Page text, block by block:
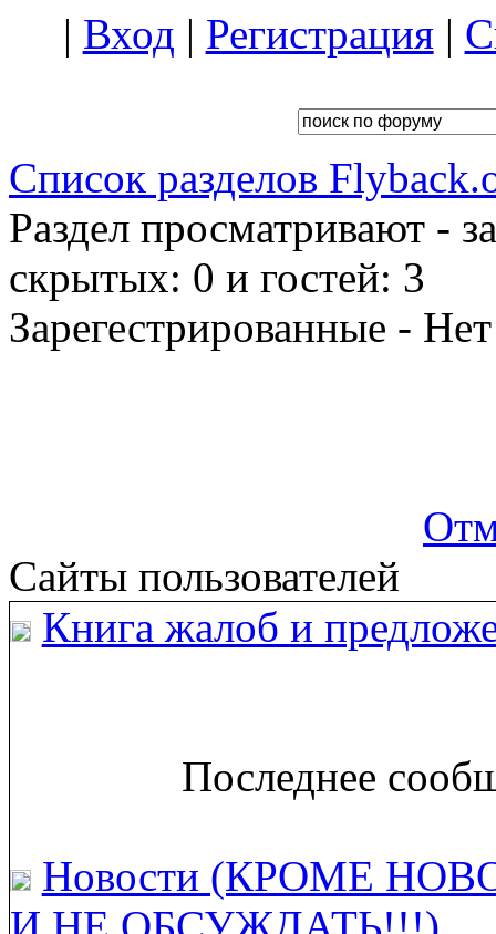
| Вход | Регистрация|
Список разделов
Раздел просматривают -
скрытых: 0 и гостей: 3
Зарегестрированные - Нет
Сайты пользователей
Книга жалоб и
Последнее
Новости (КРОМЕ